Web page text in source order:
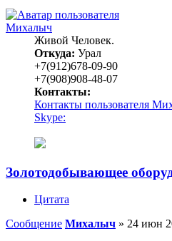
Михалыч
Живой Человек.
Откуда: Урал
+7(912)678-09-90
+7(908)908-48-07
Контакты:
Контакты пользователя
Skype:
Золотодобывающее
Цитата
Сообщение Михалыч » 24 июн